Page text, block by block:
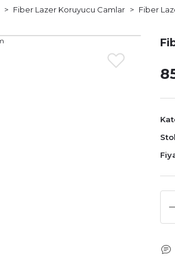
Fiber Lazer Koruyucu Camlar Fiber